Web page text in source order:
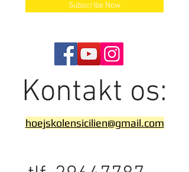
Subscribe Now
Kontakt os:
hoejskolensicilien@gmail.com